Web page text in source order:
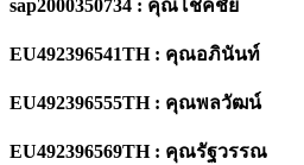
sap2000350734 : คุณโชคชัย
EU492396541TH : คุณอภินันท์
EU492396555TH : คุณพลวัฒน์
EU492396569TH : คุณรัฐวรรณ